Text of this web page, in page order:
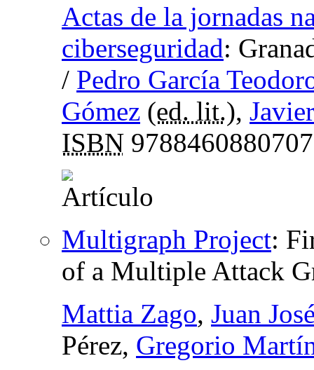
Actas de la jornadas
ciberseguridad:
/ Pedro García
Gómez (ed. lit.),
ISBN
Multigraph Project:
of a Multiple Attack
Mattia Zago, Juan
Pérez, Gregorio